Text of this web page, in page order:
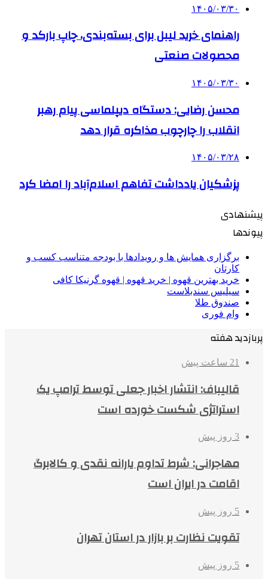
۱۴۰۵/۰۳/۳۰
راهنمای خرید لیبل برای بسته‌بندی، چاپ بارکد و
محصولات صنعتی
۱۴۰۵/۰۳/۳۰
محسن رضایی: دستگاه دیپلماسی پیام رهبر
انقلاب را چارچوب مذاکره قرار دهد
۱۴۰۵/۰۳/۲۸
پزشکیان یادداشت تفاهم اسلام‌آباد را امضا کرد
پیشنهادی
پیوندها
برگزاری همایش ها و رویدادها با بودجه متناسب کسب و
کارتان
خرید بهترین قهوه | خرید قهوه | قهوه گرنیکا کافی
سیلیس سندبلاست
صندوق طلا
وام فوری
پربازدید هفته
21 ساعت پیش
قالیباف: انتشار اخبار جعلی توسط ترامپ یک
استراتژی شکست خورده است
3 روز پیش
مهاجرانی: شرط تداوم یارانه نقدی و کالابرگ
اقامت در ایران است
5 روز پیش
تقویت نظارت بر بازار در استان تهران
5 روز پیش